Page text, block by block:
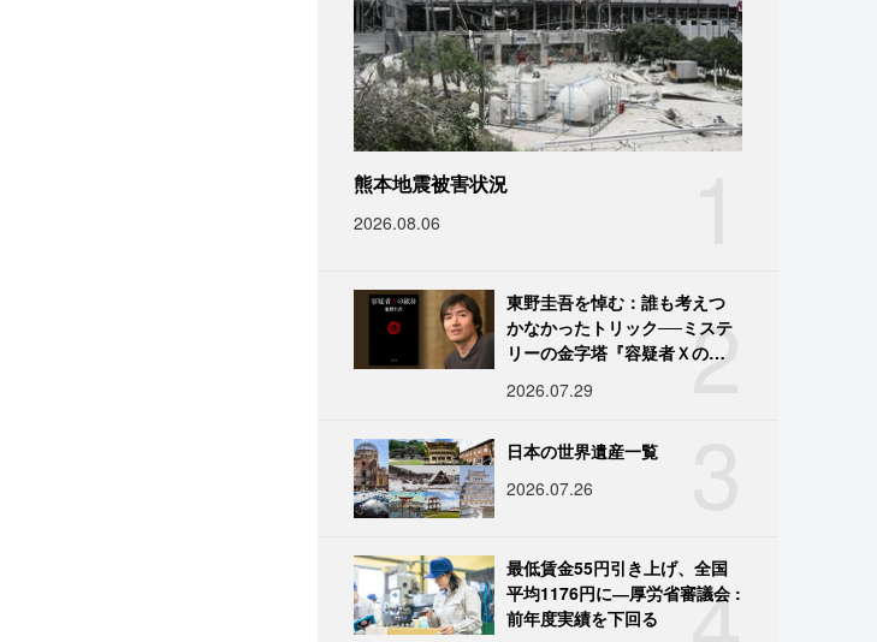
熊本地震被害状況
2026.08.06
2
東野圭吾を悼む：誰も考えつ
かなかったトリック──ミステ
リーの金字塔『容疑者Ｘの献
2026.07.29
日本の世界遺産一覧
2026.07.26
最低賃金55円引き上げ、全国
平均1176円に―厚労省審議会 :
前年度実績を下回る